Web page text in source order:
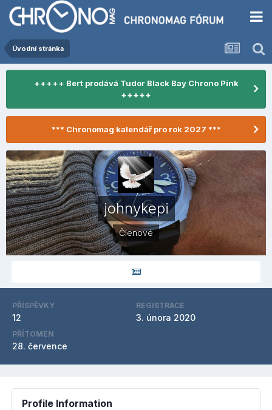
Úvodní stránka
+++++ Bert prodává Tudor Black Bay Chrono Pink
+++++
*** Chronomag kalendář pro rok 2027 ***
johnykepi
Členové
PŘÍSPĚVKY
12
REGISTRACE
3. února 2020
PŘÍTOMEN
28. července
Profile Information